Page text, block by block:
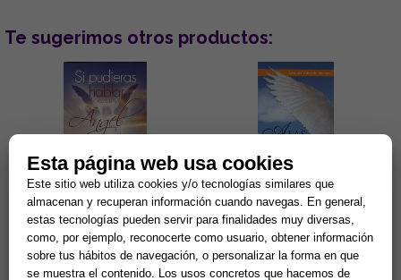
Te sugerimos otros productos:
SI PUDIERAS HABLAR CON UN
ÁNGEL
ALAS PARA UNA VIDA
"El motivo de escribir este libro,
basado enteramente en mi
Esta página web usa cookies
Este sitio web utiliza cookies y/o tecnologías similares que
almacenan y recuperan información cuando navegas. En general,
estas tecnologías pueden servir para finalidades muy diversas,
como, por ejemplo, reconocerte como usuario, obtener información
sobre tus hábitos de navegación, o personalizar la forma en que
se muestra el contenido. Los usos concretos que hacemos de